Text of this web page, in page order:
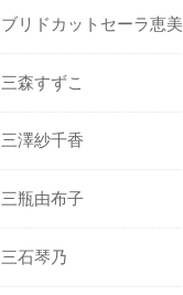
ブリドカットセーラ恵美
三森すずこ
三澤紗千香
三瓶由布子
三石琴乃